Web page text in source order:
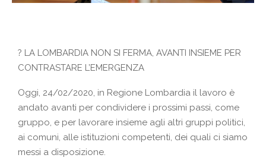
? LA LOMBARDIA NON SI FERMA, AVANTI INSIEME PER
CONTRASTARE L’EMERGENZA
Oggi, 24/02/2020, in Regione Lombardia il lavoro è
andato avanti per condividere i prossimi passi, come
gruppo, e per lavorare insieme agli altri gruppi politici,
ai comuni, alle istituzioni competenti, dei quali ci siamo
messi a disposizione.